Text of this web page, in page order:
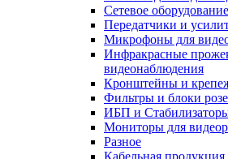
Сетевое оборудование
Передатчики и
Микрофоны для
Инфракрасные
видеонаблюдения
Кронштейны и
Фильтры и блоки
ИБП и
Мониторы для
Разное
Кабельная продукция